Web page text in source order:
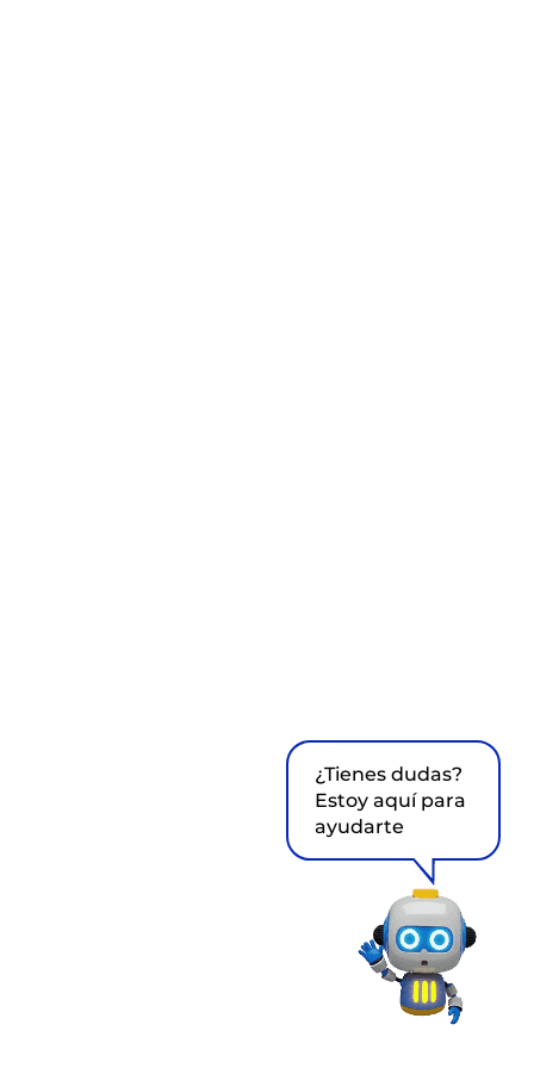
¿Tienes dudas?
Estoy aquí para
ayudarte